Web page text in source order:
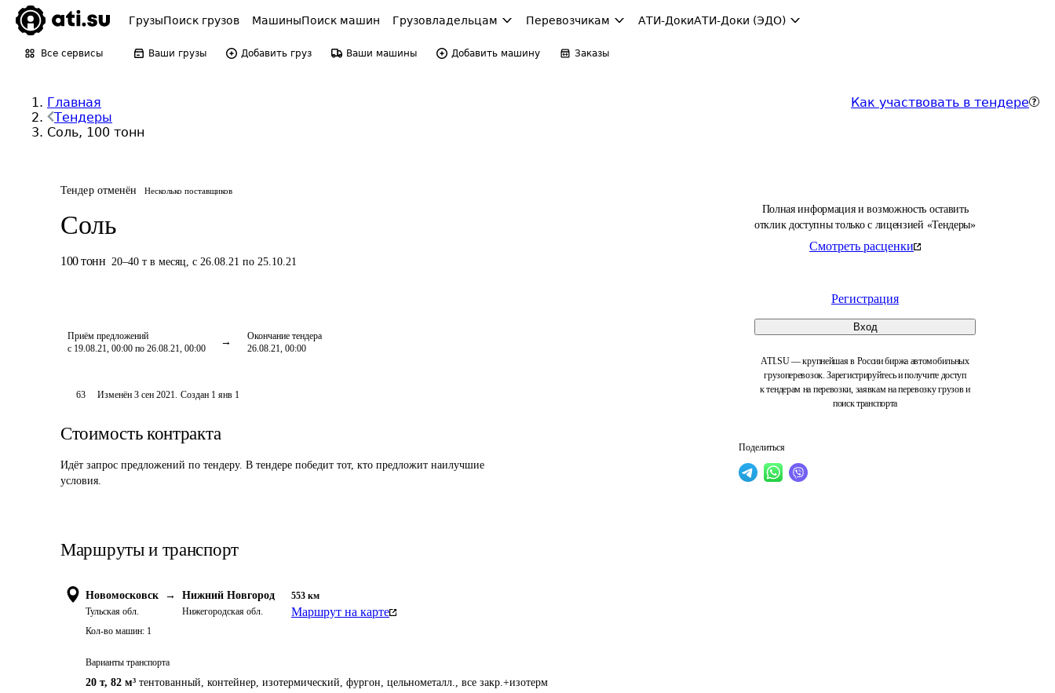
ГрузыПоиск грузов МашиныПоиск машин Грузовладельцам Перевозчикам АТИ-ДокиАТИ-Доки (ЭДО)
Все сервисы Ваши грузы Добавить груз Ваши машины Добавить машину Заказы
Главная
Тендеры
Соль, 100 тонн
Как участвовать в тендере
Тендер отменён Несколько поставщиков
Соль
100 тонн 20–40 т в месяц, с 26.08.21 по 25.10.21
Приём предложений
с 19.08.21, 00:00 по 26.08.21, 00:00
Окончание тендера
26.08.21, 00:00
Полная информация и возможность оставить
отклик доступны только с лицензией «Тендеры»
Смотреть расценки
Регистрация
Вход
ATI.SU — крупнейшая в России биржа автомобильных
грузоперевозок. Зарегистрируйтесь и получите доступ
к тендерам на перевозки, заявкам на перевозку грузов и
поиск транспорта
Поделиться
63 Изменён3 сен 2021. Создан 1 янв 1
Стоимость контракта
Идёт запрос предложений по тендеру. В тендере победит тот, кто предложит наилучшие
условия.
Маршруты и транспорт
Новомосковск →
Тульская обл.
Нижний Новгород
Нижегородская обл.
553 км
Маршрут на карте
Кол-во машин: 1
Варианты транспорта
20 т, 82 м³ тентованный, контейнер, изотермический, фургон, цельнометалл., все закр.+изотерм